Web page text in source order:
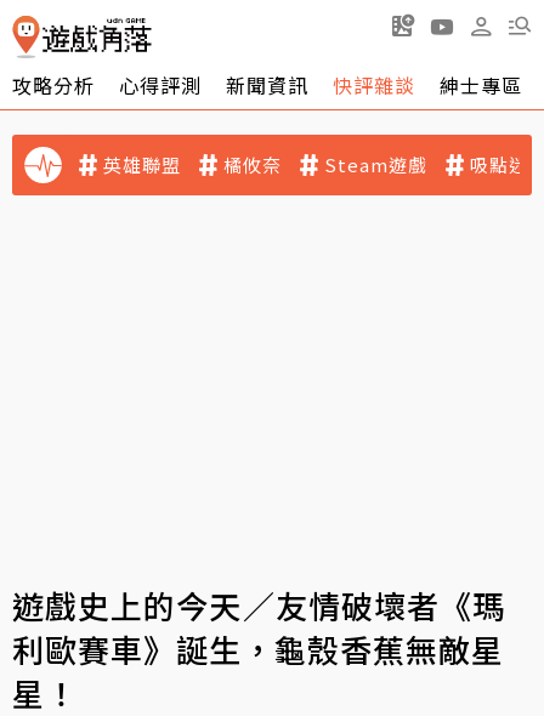
攻略分析 心得評測 新聞資訊 快評雜談 紳士專區
英雄聯盟 橘攸奈 Steam遊戲 吸點迷
遊戲史上的今天／友情破壞者《瑪
利歐賽車》誕生，龜殼香蕉無敵星
星！